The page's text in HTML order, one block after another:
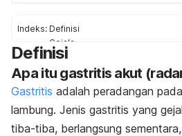
Indeks: Definisi
Gejala
Penyebab dan faktor risiko
Diagnosis dan pengobatan
Pengobatan di rumah
Pencegahan
Definisi
Apa itu gastritis akut
Gastritis adalah peradangan
lambung. Jenis gastritis yang
tiba-tiba, berlangsung